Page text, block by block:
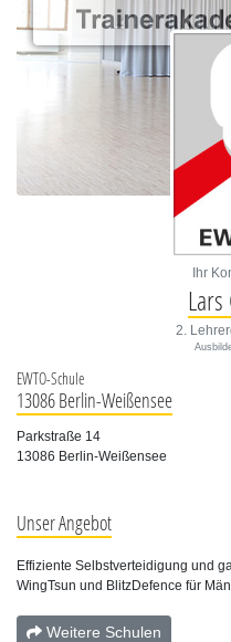
Ihr
2.
EWTO-Schule
13086 Berlin-Weißensee
Parkstraße 14
13086 Berlin-Weißensee
Unser Angebot
Effiziente Selbstverteidigung und
WingTsun und BlitzDefence für
Weitere Schulen